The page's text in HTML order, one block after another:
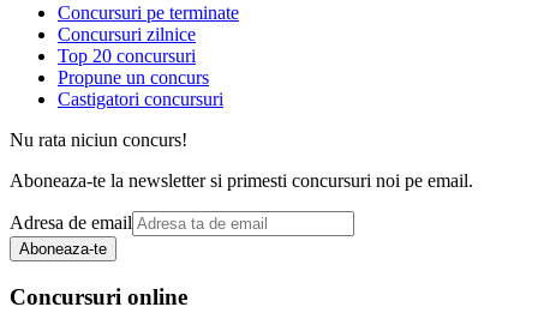
Concursuri pe terminate
Concursuri zilnice
Top 20 concursuri
Propune un concurs
Castigatori concursuri
Nu rata niciun concurs!
Aboneaza-te la newsletter si primesti concursuri noi pe email.
Adresa de email
Aboneaza-te
Concursuri online